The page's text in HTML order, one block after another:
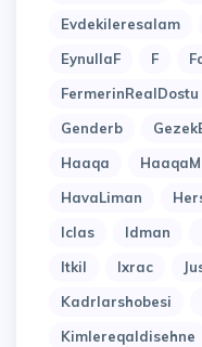
Evdekileresalam
EynullaF
F
FermerinRealDostu
Genderb
Haaqa
HaaqaM
HavaLiman
Iclas
Idman
Itkil
Ixrac
Kadrlarshobesi
Kimlereqaldisehne